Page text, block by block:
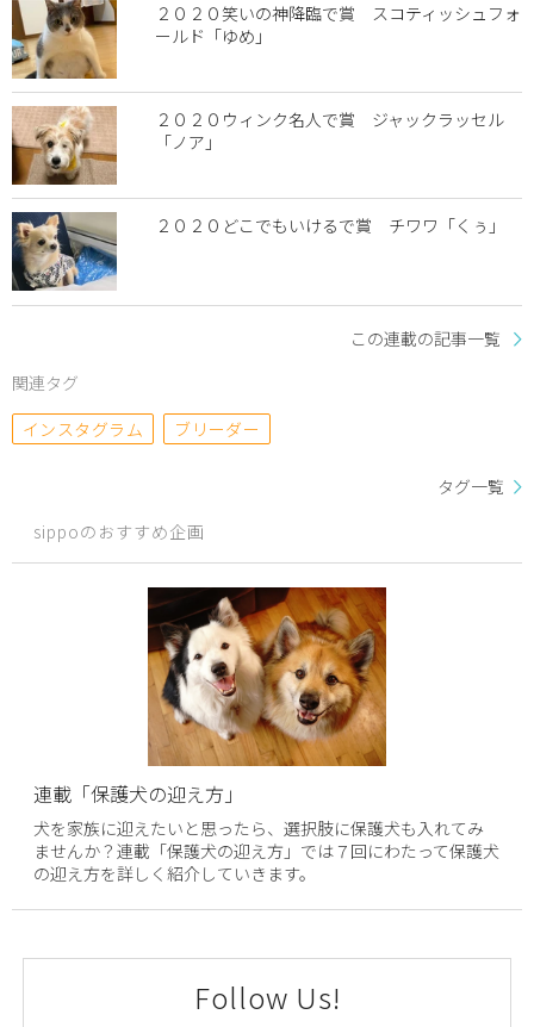
２０２０笑いの神降臨で賞 スコティッシュフォ
ールド「ゆめ」
２０２０ウィンク名人で賞 ジャックラッセル
「ノア」
２０２０どこでもいけるで賞 チワワ「くぅ」
この連載の記事一覧
関連タグ
インスタグラム
ブリーダー
タグ一覧
sippoのおすすめ企画
連載「保護犬の迎え方」
犬を家族に迎えたいと思ったら、選択肢に保護犬も入れてみ
ませんか？連載「保護犬の迎え方」では７回にわたって保護犬
の迎え方を詳しく紹介していきます。
Follow Us!